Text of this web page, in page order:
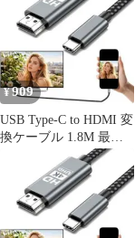
¥909
USB Type-C to HDMI 変
換ケーブル 1.8M 最先